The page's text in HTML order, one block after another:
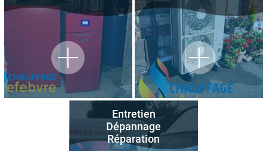
Entretien
Dépannage
Réparation